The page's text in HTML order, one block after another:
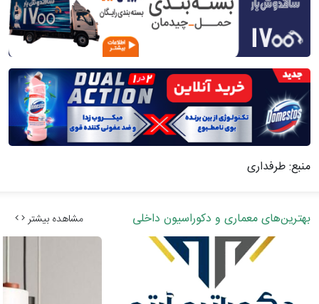
منبع: طرفداری
بهترین‌های معماری و دکوراسیون داخلی مشاهده بیشتر